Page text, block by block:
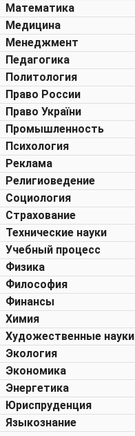
Математика
Медицина
Менеджмент
Педагогика
Политология
Право России
Право України
Промышленность
Психология
Реклама
Религиоведение
Социология
Страхование
Технические науки
Учебный процесс
Физика
Философия
Финансы
Химия
Художественные науки
Экология
Экономика
Энергетика
Юриспруденция
Языкознание